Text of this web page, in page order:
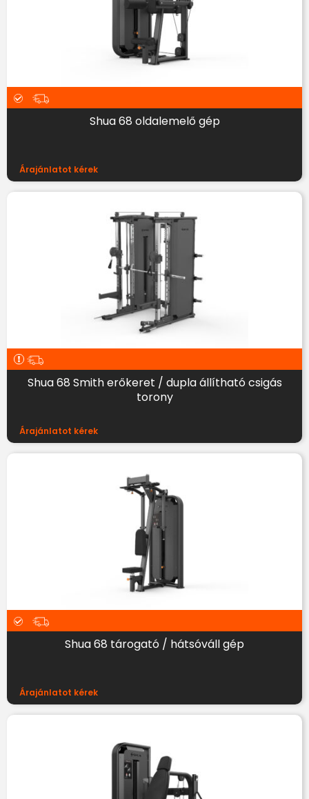
Shua 68 oldalemelő gép
Árajánlatot kérek
Shua 68 Smith erőkeret / dupla állítható csigás
torony
Árajánlatot kérek
Shua 68 tárogató / hátsóváll gép
Árajánlatot kérek